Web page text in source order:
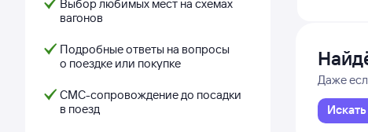
Выбор любимых мест на схемах
вагонов
Подробные ответы на вопросы
о поездке или покупке
СМС-сопровождение до посадки
в поезд
Даже